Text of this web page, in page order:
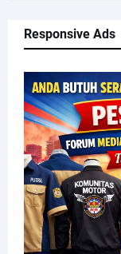
Responsive Ads